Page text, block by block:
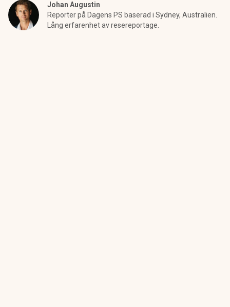
Johan Augustin
Reporter på Dagens PS baserad i Sydney, Australien.
Lång erfarenhet av resereportage.